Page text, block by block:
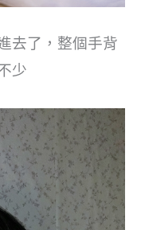
去了，整個手背
少